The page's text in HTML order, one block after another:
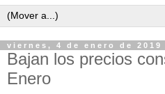
viernes, 4 de enero de 2019
Bajan los precios
Enero